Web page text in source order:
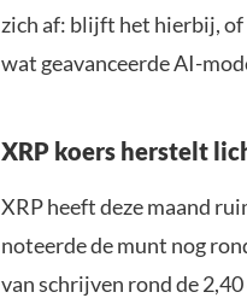
zich af: blijft het hierbij, of
wat geavanceerde AI-
XRP koers herstelt
XRP heeft deze maand
noteerde de munt nog
van schrijven rond de